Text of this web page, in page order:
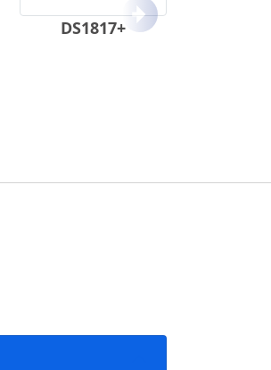
DS1817+ Próximo